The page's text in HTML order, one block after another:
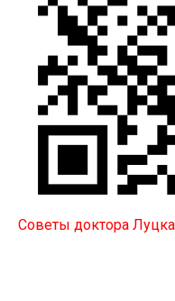
Советы доктора